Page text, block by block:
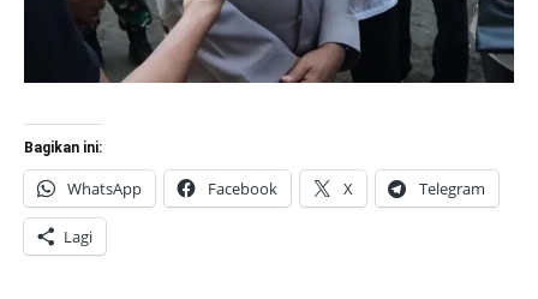
Bagikan ini:
WhatsApp Facebook X Telegram
Lagi